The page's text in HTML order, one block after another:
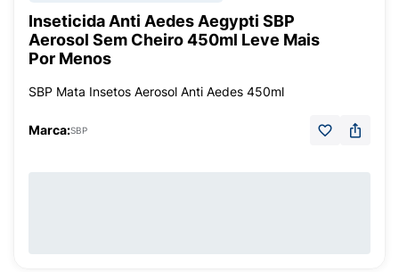
Inseticida Anti Aedes Aegypti SBP
Aerosol Sem Cheiro 450ml Leve Mais
Por Menos
SBP Mata Insetos Aerosol Anti Aedes 450ml
Marca:SBP